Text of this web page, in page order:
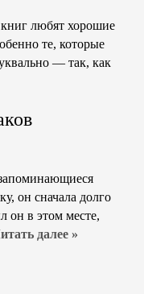
любят хорошие
те, которые
— так, как
он сначала долго
он в этом месте,
далее »